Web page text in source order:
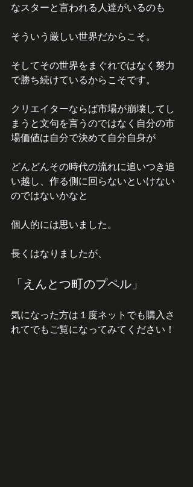
なスターと言われる人達がいるのも
そういう厳しい世界だからこそ。
そしてその世界をまぐれではなく努力
で勝ち続けているからこそです。
クリエイターならば市場が崩壊してし
まうと文句を言うのではなく自分の市
場価値は自分で決めて自分自身が
どんどんその時代の流れに追いつき追
い越し、作る側に回らないといけない
のではないかなと
個人的には思いました。
長くはなりましたが、
「えんとつ町のプペル」
気になった方は１度ネットでも購入さ
れてでもご覧になってみてください！